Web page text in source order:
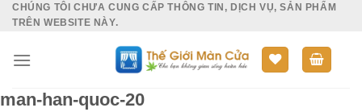
SkipCHÚNG TÔI CHƯA CUNG CẤP THÔNG TIN, DỊCH VỤ, SẢN PHẨM
TRÊN WEBSITE NÀY.
man-han-quoc-20